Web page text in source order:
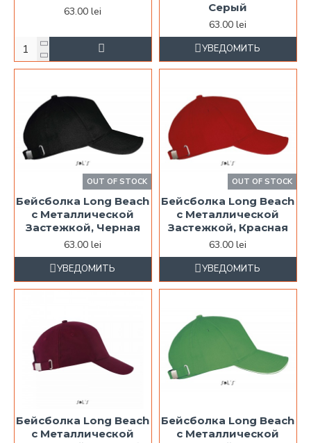
63.00 lei
Серый
63.00 lei
УВЕДОМИТЬ
OUT OF STOCK
Бейсболка Long Beach
с Металлической
Застежкой, Черная
63.00 lei
УВЕДОМИТЬ
OUT OF STOCK
Бейсболка Long Beach
с Металлической
Застежкой, Красная
63.00 lei
УВЕДОМИТЬ
Бейсболка Long Beach
с Металлической
Бейсболка Long Beach
с Металлической